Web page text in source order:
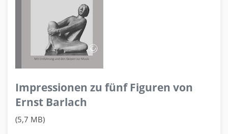
Impressionen zu fünf Figuren von
Ernst Barlach
(5,7 MB)